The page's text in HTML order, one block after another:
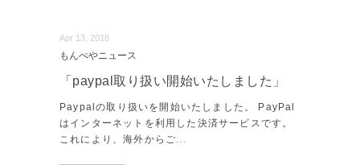
Apr 13, 2018
もんぺやニュース
「paypal取り扱い開始いたしました」
Paypalの取り扱いを開始いたしました。 PayPal
はインターネットを利用した決済サービスです。
これにより、海外からご...